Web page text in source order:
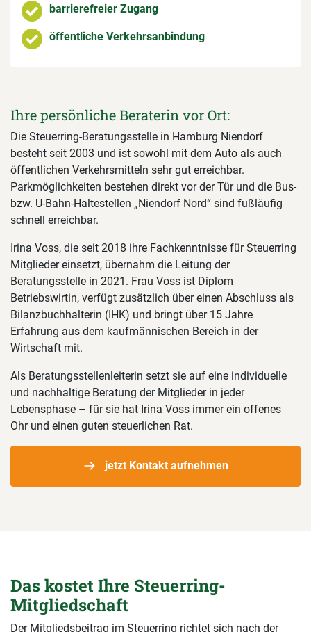
barrierefreier Zugang
öffentliche Verkehrsanbindung
Ihre persönliche Beraterin vor Ort:
Die Steuerring-Beratungsstelle in Hamburg Niendorf
besteht seit 2003 und ist sowohl mit dem Auto als auch
öffentlichen Verkehrsmitteln sehr gut erreichbar.
Parkmöglichkeiten bestehen direkt vor der Tür und die Bus-
bzw. U-Bahn-Haltestellen „Niendorf Nord“ sind fußläufig
schnell erreichbar.
Irina Voss, die seit 2018 ihre Fachkenntnisse für Steuerring
Mitglieder einsetzt, übernahm die Leitung der
Beratungsstelle in 2021. Frau Voss ist Diplom
Betriebswirtin, verfügt zusätzlich über einen Abschluss als
Bilanzbuchhalterin (IHK) und bringt über 15 Jahre
Erfahrung aus dem kaufmännischen Bereich in der
Wirtschaft mit.
Als Beratungsstellenleiterin setzt sie auf eine individuelle
und nachhaltige Beratung der Mitglieder in jeder
Lebensphase – für sie hat Irina Voss immer ein offenes
Ohr und einen guten steuerlichen Rat.
jetzt Kontakt aufnehmen
Das kostet Ihre Steuerring-
Mitgliedschaft
Der Mitgliedsbeitrag im Steuerring richtet sich nach der